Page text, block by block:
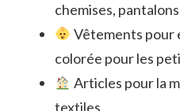
chemises,
Vêtements pour
colorée pour les
Articles pour la
textiles